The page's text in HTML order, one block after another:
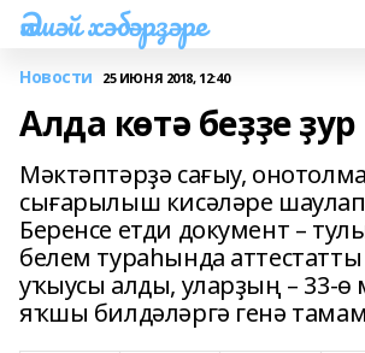
Әлшәй хәбәрҙәре
Новости 25 ИЮНЯ 2018, 12:40
Алда көтә беҙҙе
Мәктәптәрҙә сағыу,
сығарылыш кисәләре
Беренсе етди документ –
белем тураһында
уҡыусы алды, уларҙың – 33-ө
яҡшы билдәләргә генә